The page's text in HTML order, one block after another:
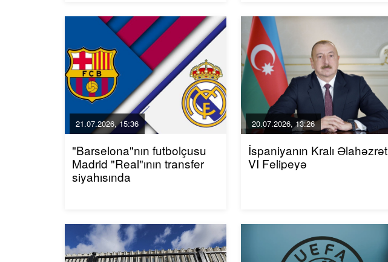
21.07.2026, 15:36
"Barselona"nın futbolçusu
Madrid "Real"ının transfer
siyahısında
20.07.2026, 13:26
İspaniyanın Kralı Əlahəzrət
VI Felipeyə